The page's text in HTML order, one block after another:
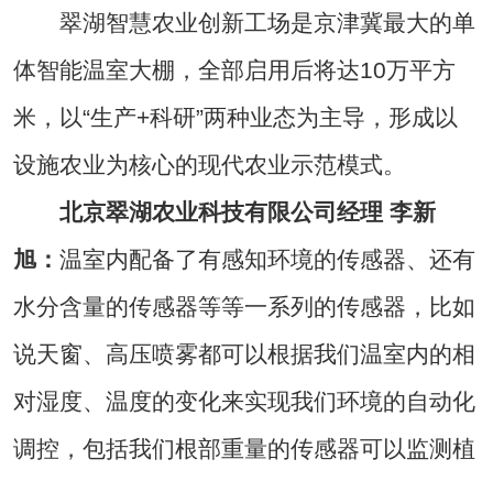
翠湖智慧农业创新工场是京津冀最大的单
体智能温室大棚，全部启用后将达10万平方
米，以“生产+科研”两种业态为主导，形成以
设施农业为核心的现代农业示范模式。
北京翠湖农业科技有限公司经理 李新
旭： 温室内配备了有感知环境的传感器、还有
水分含量的传感器等等一系列的传感器，比如
说天窗、高压喷雾都可以根据我们温室内的相
对湿度、温度的变化来实现我们环境的自动化
调控，包括我们根部重量的传感器可以监测植